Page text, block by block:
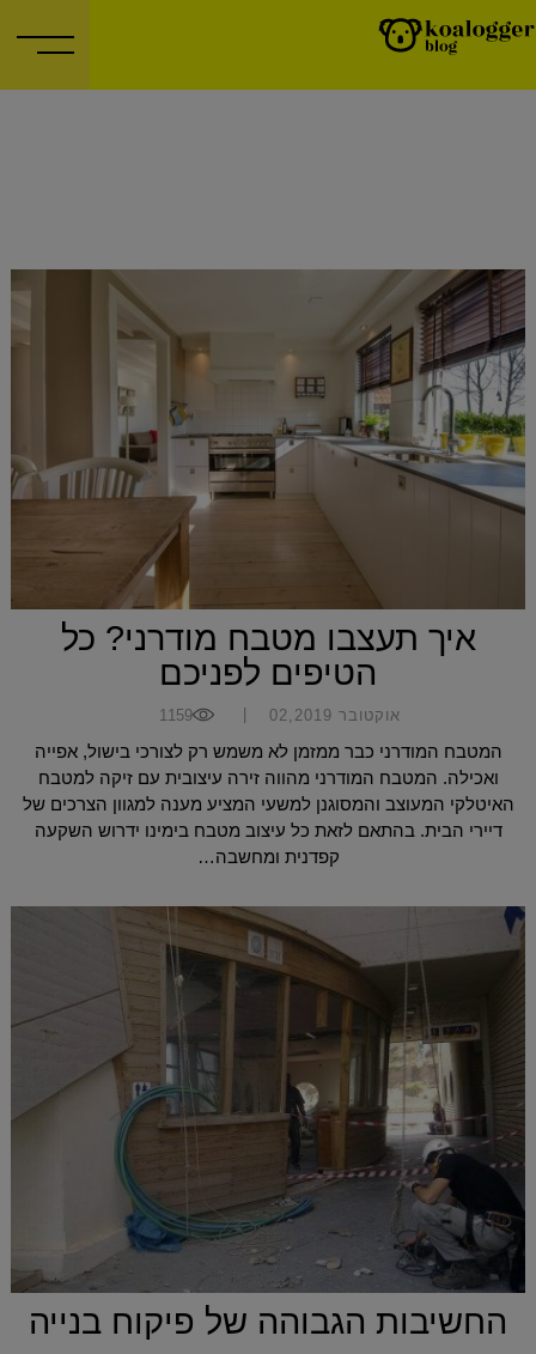
איך תעצבו מטבח מודרני? כל
הטיפים לפניכם
אוקטובר 02,2019 1159
המטבח המודרני כבר ממזמן לא משמש רק לצורכי בישול, אפייה
ואכילה. המטבח המודרני מהווה זירה עיצובית עם זיקה למטבח
האיטלקי המעוצב והמסוגנן למשעי המציע מענה למגוון הצרכים של
דיירי הבית. בהתאם לזאת כל עיצוב מטבח בימינו ידרוש השקעה
קפדנית ומחשבה…
החשיבות הגבוהה של פיקוח בנייה